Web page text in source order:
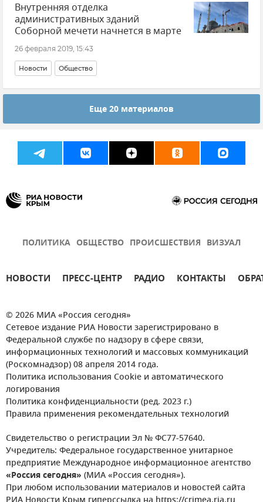
Внутренняя отделка
административных зданий
Соборной мечети начнется в марте
26 февраля 2019, 15:43
Новости Общество
Еще 20 материалов
ПОЛИТИКА ОБЩЕСТВО ПРОИСШЕСТВИЯ ВИЗУАЛ
НОВОСТИ ПРЕСС-ЦЕНТР РАДИО КОНТАКТЫ
© 2026 МИА «Россия сегодня»
Сетевое издание РИА Новости зарегистрировано в
Федеральной службе по надзору в сфере связи,
информационных технологий и массовых коммуникаций
(Роскомнадзор) 08 апреля 2014 года.
Политика использования Cookie и автоматического
логирования
Политика конфиденциальности (ред. 2023 г.)
Правила применения рекомендательных технологий
Свидетельство о регистрации Эл № ФС77-57640.
Учредитель: Федеральное государственное унитарное
предприятие Международное информационное агентство
«Россия сегодня» (МИА «Россия сегодня»).
При любом использовании материалов и новостей сайта